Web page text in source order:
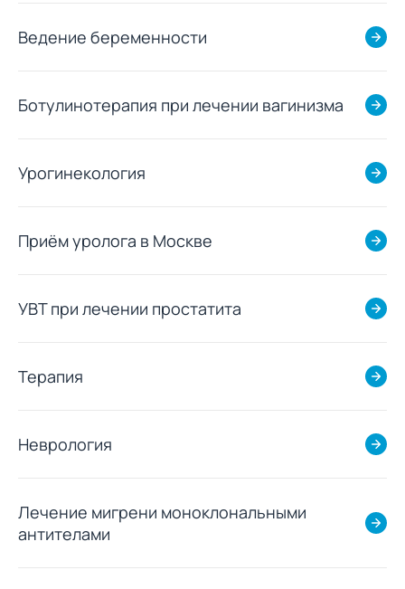
Ведение беременности
Ботулинотерапия при лечении вагинизма
Урогинекология
Приём уролога в Москве
УВТ при лечении простатита
Терапия
Неврология
Лечение мигрени моноклональными
антителами